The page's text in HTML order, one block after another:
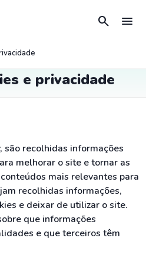
search menu
e privacidade
recolhidas informações
melhorar o site e tornar as
mais relevantes para
recolhidas informações,
e deixar de utilizar o site.
que informações
e que terceiros têm